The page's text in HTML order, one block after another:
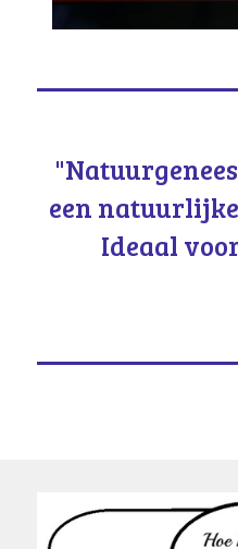
een
Ideaal